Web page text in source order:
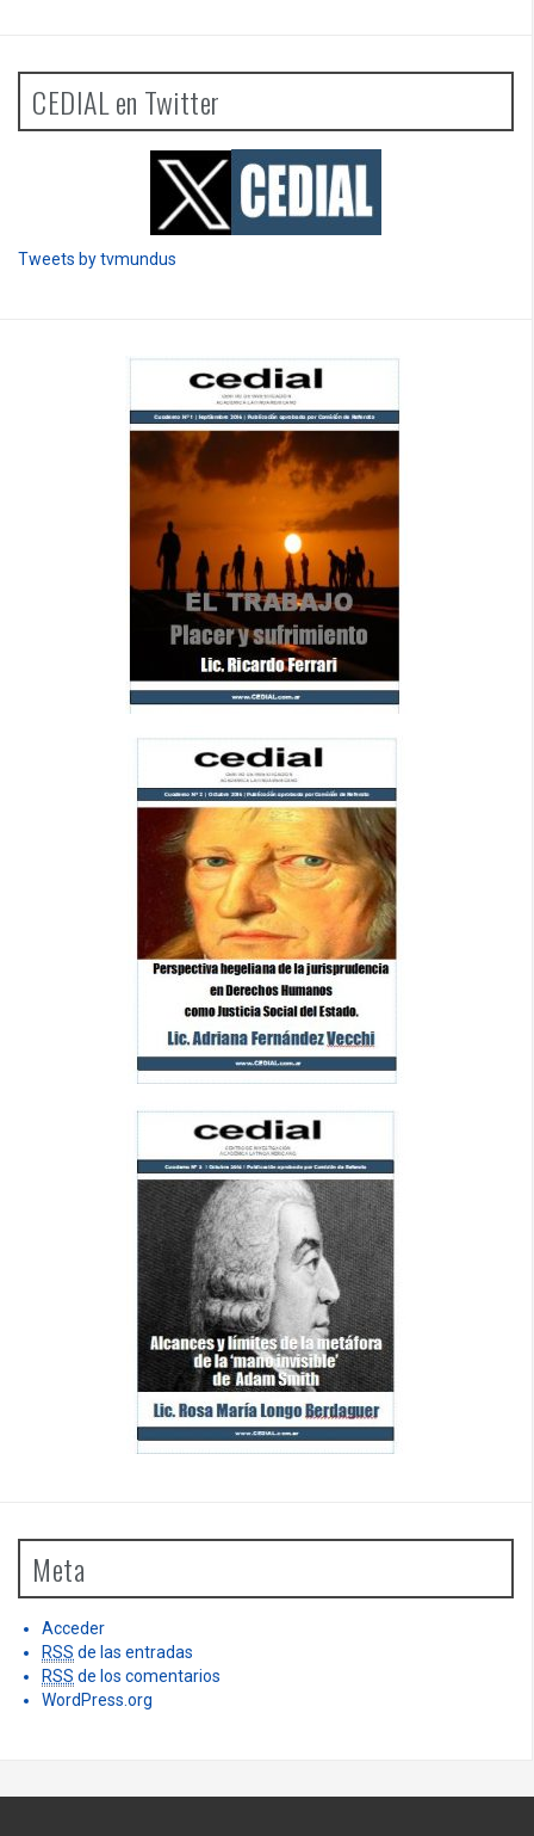
CEDIAL en Twitter
Tweets by tvmundus
Meta
Acceder
RSS de las entradas
RSS de los comentarios
WordPress.org